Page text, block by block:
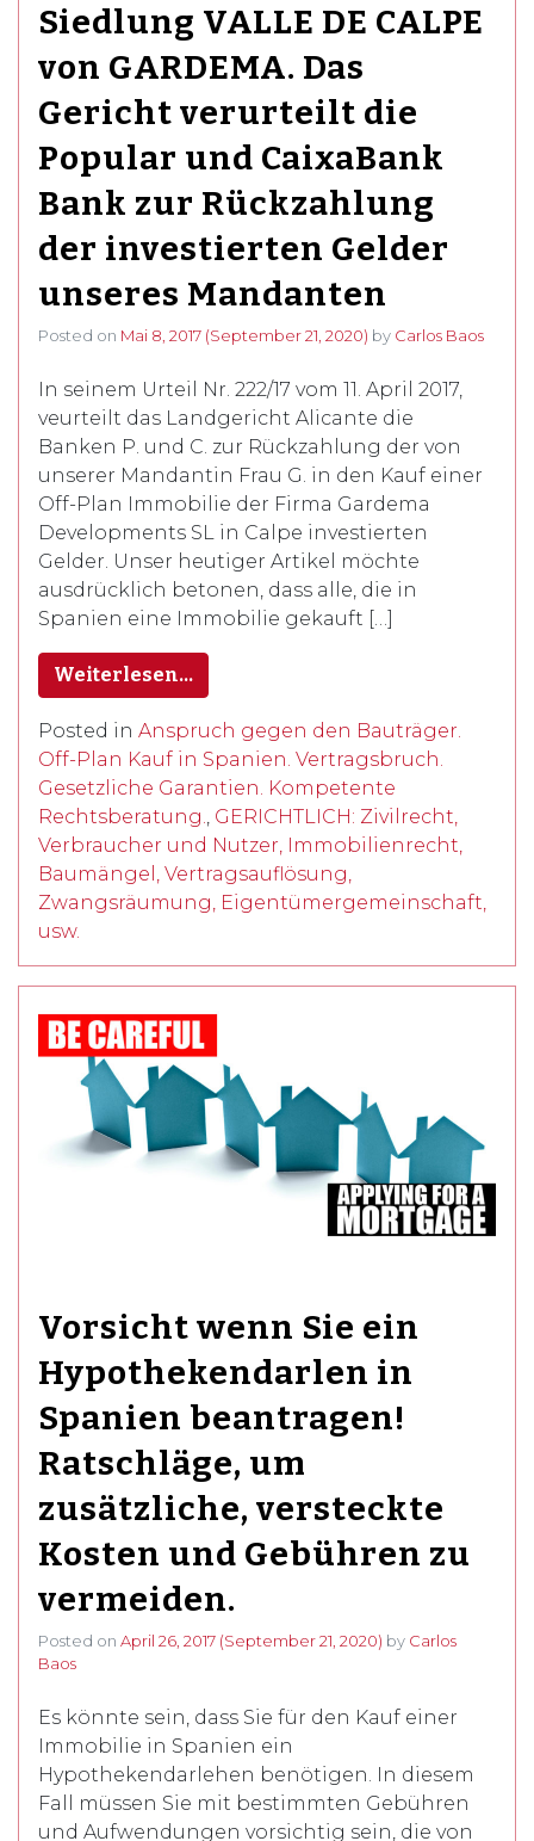
Siedlung VALLE DE CALPE
von GARDEMA. Das
Gericht verurteilt die
Popular und CaixaBank
Bank zur Rückzahlung
der investierten Gelder
unseres Mandanten
Posted on Mai 8, 2017 (September 21, 2020) by Carlos Baos
In seinem Urteil Nr. 222/17 vom 11. April 2017,
veurteilt das Landgericht Alicante die
Banken P. und C. zur Rückzahlung der von
unserer Mandantin Frau G. in den Kauf einer
Off-Plan Immobilie der Firma Gardema
Developments SL in Calpe investierten
Gelder. Unser heutiger Artikel möchte
ausdrücklich betonen, dass alle, die in
Spanien eine Immobilie gekauft […]
Weiterlesen…
Posted in Anspruch gegen den Bauträger.
Off-Plan Kauf in Spanien. Vertragsbruch.
Gesetzliche Garantien. Kompetente
Rechtsberatung., GERICHTLICH: Zivilrecht,
Verbraucher und Nutzer, Immobilienrecht,
Baumängel, Vertragsauflösung,
Zwangsräumung, Eigentümergemeinschaft,
usw.
Vorsicht wenn Sie ein
Hypothekendarlen in
Spanien beantragen!
Ratschläge, um
zusätzliche, versteckte
Kosten und Gebühren zu
vermeiden.
Posted on April 26, 2017 (September 21, 2020) by Carlos
Baos
Es könnte sein, dass Sie für den Kauf einer
Immobilie in Spanien ein
Hypothekendarlehen benötigen. In diesem
Fall müssen Sie mit bestimmten Gebühren
und Aufwendungen vorsichtig sein, die von